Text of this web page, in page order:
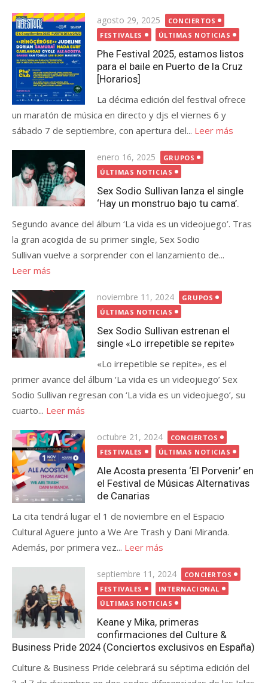
Publicada
el
agosto 29, 2025
CONCIERTOS
FESTIVALES
ÚLTIMAS NOTICIAS
Phe Festival 2025, estamos listos
para el baile en Puerto de la Cruz
[Horarios]
La décima edición del festival ofrece
un maratón de música en directo y djs el viernes 6 y
sábado 7 de septiembre, con apertura del... Leer más
Publicada
el
enero 16, 2025
GRUPOS
ÚLTIMAS NOTICIAS
Sex Sodio Sullivan lanza el single
‘Hay un monstruo bajo tu cama’.
Segundo avance del álbum ‘La vida es un videojuego’. Tras
la gran acogida de su primer single, Sex Sodio
Sullivan vuelve a sorprender con el lanzamiento de...
Leer más
Publicada
el
noviembre 11, 2024
GRUPOS
ÚLTIMAS NOTICIAS
Sex Sodio Sullivan estrenan el
single «Lo irrepetible se repite»
«Lo irrepetible se repite», es el
primer avance del álbum ‘La vida es un videojuego’ Sex
Sodio Sullivan regresan con ‘La vida es un videojuego’, su
cuarto... Leer más
Publicada
el
octubre 21, 2024
CONCIERTOS
FESTIVALES
ÚLTIMAS NOTICIAS
Ale Acosta presenta ‘El Porvenir’ en
el Festival de Músicas Alternativas
de Canarias
La cita tendrá lugar el 1 de noviembre en el Espacio
Cultural Aguere junto a We Are Trash y Dani Miranda.
Además, por primera vez... Leer más
Publicada
el
septiembre 11, 2024
CONCIERTOS
FESTIVALES
INTERNACIONAL
ÚLTIMAS NOTICIAS
Keane y Mika, primeras
confirmaciones del Culture &
Business Pride 2024 (Conciertos exclusivos en España)
Culture & Business Pride celebrará su séptima edición del